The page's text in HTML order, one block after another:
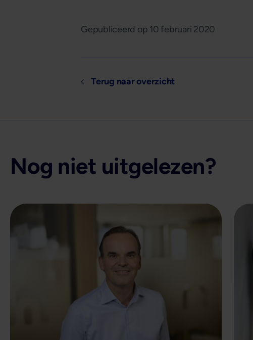
Gepubliceerd op 10 februari 2020
Terug naar overzicht
Nog niet uitgelezen?